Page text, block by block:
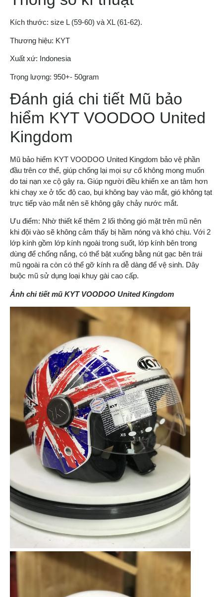
Kích thước: size L (59-60) và XL (61-62).
Thương hiệu: KYT
Xuất xứ: Indonesia
Trọng lượng: 950+- 50gram
Đánh giá chi tiết Mũ bảo
hiểm KYT VOODOO United
Kingdom
Mũ bảo hiểm KYT VOODOO United Kingdom bảo vệ phần
đầu trên cơ thể, giúp chống lại mọi sự cố không mong muốn
do tai nạn xe cộ gây ra. Giúp người điều khiển xe an tâm hơn
khi chạy xe ở tốc độ cao, bụi không bay vào mắt, gió không tạt
trực tiếp vào mắt nên sẽ không gây chảy nước mắt.
Ưu điểm: Nhờ thiết kế thêm 2 lối thông gió mặt trên mũ nên
khi đội vào sẽ không cảm thấy bị hầm nóng và khó chịu. Với 2
lớp kính gồm lớp kính ngoài trong suốt, lớp kính bên trong
dùng để chống nắng, có thể bật xuống bằng nút gạc bên trái
mũ ngoài ra còn có thể gỡ kính ra dễ dàng để vệ sinh. Dây
buộc mũ sử dụng loại khuy gài cao cấp.
Ảnh chi tiết mũ KYT VOODOO United Kingdom